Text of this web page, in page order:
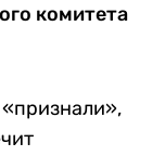
комитета